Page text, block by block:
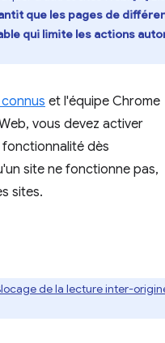
que les pages de
qui limite les actions
et l'équipe Chrome
vous devez activer
dès
site ne fonctionne pas,
sites.
de la lecture inter-